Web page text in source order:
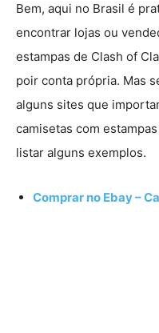
Bem, aqui no Brasil é
encontrar lojas ou
estampas de Clash of
poir conta própria. Mas
alguns sites que
camisetas com
listar alguns exemplos.
Comprar no Ebay –